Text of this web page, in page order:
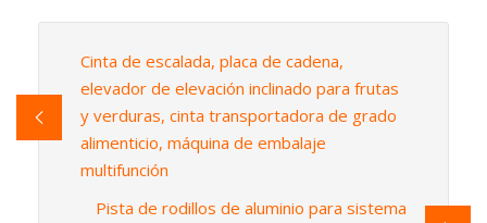
Cinta de escalada, placa de cadena,
elevador de elevación inclinado para frutas
y verduras, cinta transportadora de grado
alimenticio, máquina de embalaje
multifunción
Pista de rodillos de aluminio para sistema